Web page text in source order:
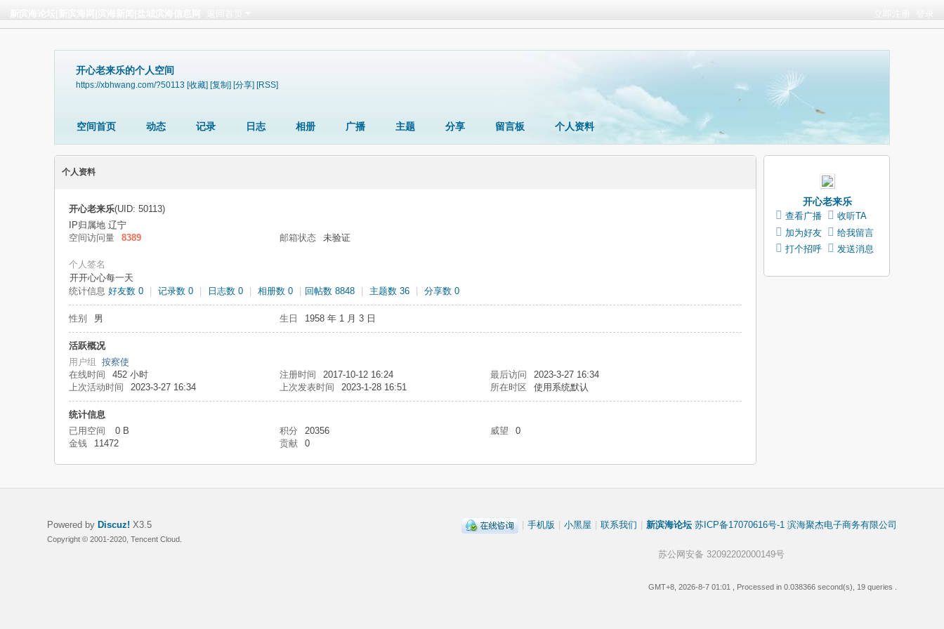
开心老来乐的个人空间
https://xbhwang.com/?50113 [收藏] [复制] [分享] [RSS]
空间首页 动态 记录 日志 相册 广播 主题 分享 留言板 个人资料
个人资料
开心老来乐(UID: 50113)
IP归属地 辽宁
空间访问量
8389 邮箱状态 未验证
个人签名
开开心心每一天
统计信息 好友数 0 记录数 0 日志数 0 相册数 0 回帖数 8848 主题数 36 分享数 0
性别 男 生日 1958 年 1 月 3 日
活跃概况
用户组 按察使
在线时间
452 小时 注册时间 2017-10-12 16:24 最后访问
2023-3-27 16:34
上次活动时间
2023-3-27 16:34 上次发表时间 2023-1-28 16:51 所在时区 使用系统默认
统计信息
已用空间
0 B 积分 20356 威望
0
金钱
11472 贡献 0
开心老来乐
查看广播
收听TA
加为好友
给我留言
打个招呼
发送消息
手机版 小黑屋 联系我们 新滨海论坛 苏ICP备17070616号-1 滨海聚杰电子商务有限公司
苏公网安备 32092202000149号
GMT+8, 2026-8-7 01:01 , Processed in 0.038366 second(s), 19 queries .
Powered by Discuz! X3.5
Copyright © 2001-2020, Tencent Cloud.